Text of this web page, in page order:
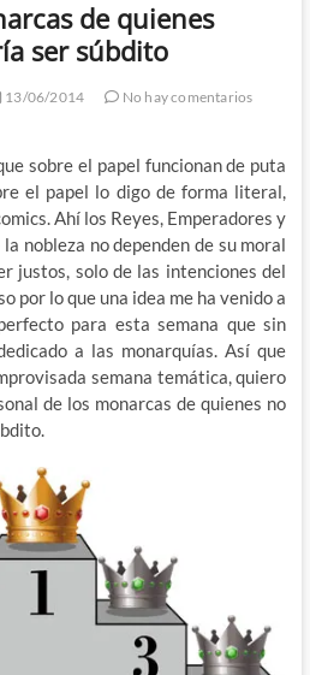
de quienes
ser súbdito
13/06/2014 No hay comentarios
sobre el papel funcionan de puta
el papel lo digo de forma literal,
Ahí los Reyes, Emperadores y
nobleza no dependen de su moral
justos, solo de las intenciones del
por lo que una idea me ha venido a
para esta semana que sin
a las monarquías. Así que
semana temática, quiero
de los monarcas de quienes no